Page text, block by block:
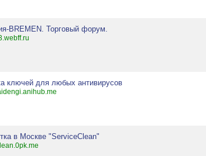
BREMEN. Торговый форум.
ключей для любых антивирусов
в Москве "ServiceClean"